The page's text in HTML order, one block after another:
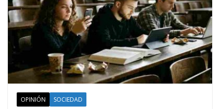
OPINIÓN SOCIEDAD